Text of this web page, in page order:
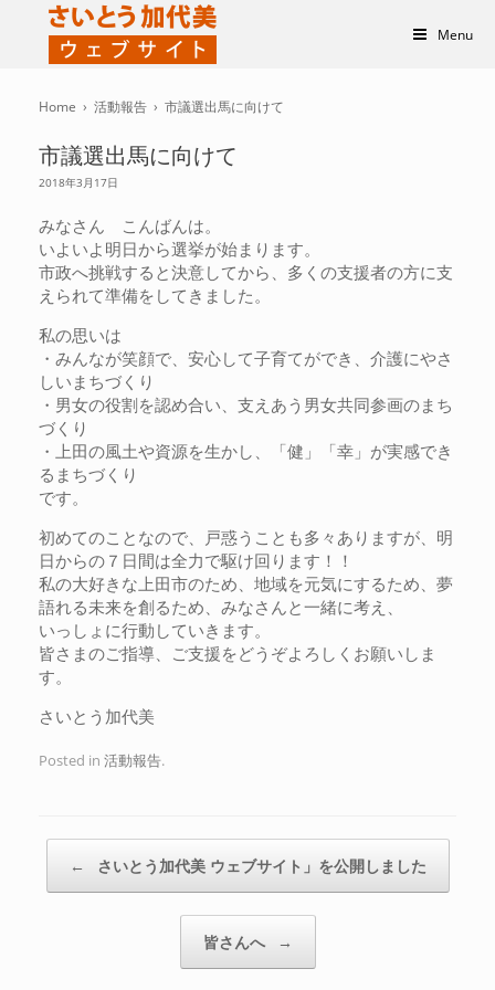
Menu
Home › 活動報告 › 市議選出馬に向けて
市議選出馬に向けて
2018年3月17日
みなさん こんばんは。
いよいよ明日から選挙が始まります。
市政へ挑戦すると決意してから、多くの支援者の方に支
えられて準備をしてきました。
私の思いは
・みんなが笑顔で、安心して子育てができ、介護にやさ
しいまちづくり
・男女の役割を認め合い、支えあう男女共同参画のまち
づくり
・上田の風土や資源を生かし、「健」「幸」が実感でき
るまちづくり
です。
初めてのことなので、戸惑うことも多々ありますが、明
日からの７日間は全力で駆け回ります！！
私の大好きな上田市のため、地域を元気にするため、夢
語れる未来を創るため、みなさんと一緒に考え、
いっしょに行動していきます。
皆さまのご指導、ご支援をどうぞよろしくお願いしま
す。
さいとう加代美
Posted in 活動報告.
Post navigation
← さいとう加代美 ウェブサイト」を公開しました
皆さんへ →